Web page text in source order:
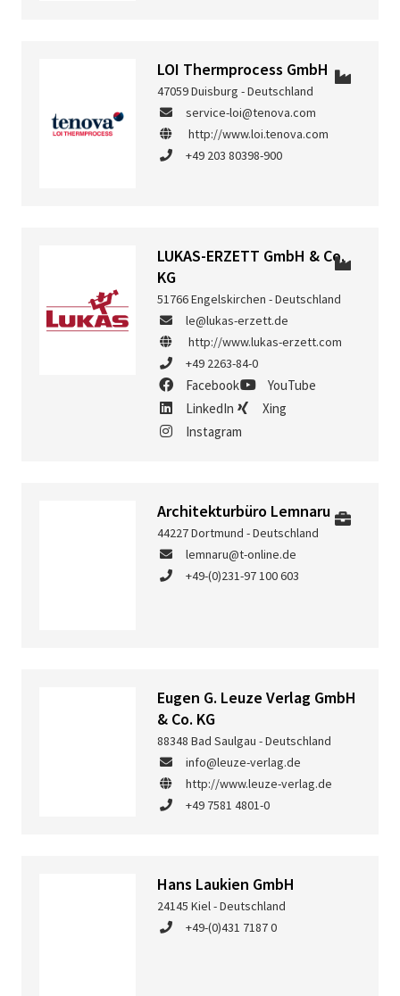
LOI Thermprocess GmbH
47059 Duisburg - Deutschland
service-loi@tenova.com
http://www.loi.tenova.com
+49 203 80398-900
LUKAS-ERZETT GmbH & Co.
KG
51766 Engelskirchen - Deutschland
le@lukas-erzett.de
http://www.lukas-erzett.com
+49 2263-84-0
Facebook
YouTube
LinkedIn
Xing
Instagram
Architekturbüro Lemnaru
44227 Dortmund - Deutschland
lemnaru@t-online.de
+49-(0)231-97 100 603
Eugen G. Leuze Verlag GmbH
& Co. KG
88348 Bad Saulgau - Deutschland
info@leuze-verlag.de
http://www.leuze-verlag.de
+49 7581 4801-0
Hans Laukien GmbH
24145 Kiel - Deutschland
+49-(0)431 7187 0